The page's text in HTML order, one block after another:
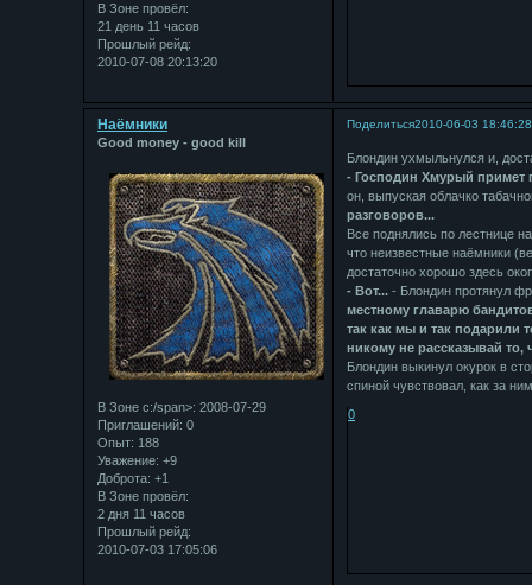
В Зоне провёл:
21 день 11 часов
Прошлый рейд:
2010-07-08 20:13:20
Поделиться2010-06-03 18:46:28
Наёмники
Good money - good kill
В Зоне с:/span>: 2008-07-29
Приглашений: 0
Опыт: 188
Уважение: +9
Доброта: +1
В Зоне провёл:
2 дня 11 часов
Прошлый рейд:
2010-07-03 17:05:06
Блондин ухмыльнулся и,
- Господин Хмурый примет
он, выпуская облачко
разговоров...
Все поднялись по лестнице
что неизвестные наёмники
достаточно хорошо здесь
- Вот... - Блондин протянул
местному главарю
так как мы и так подарили
никому не рассказывай то,
Блондин выкинул окурок в
спиной чувствовал, как за
0